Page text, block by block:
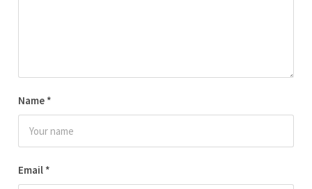
Name *
Email *